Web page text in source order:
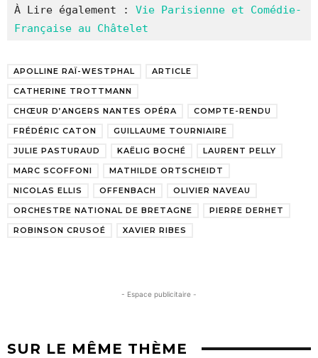
À Lire également : Vie Parisienne et Comédie-
Française au Châtelet
APOLLINE RAÏ-WESTPHAL
ARTICLE
CATHERINE TROTTMANN
CHŒUR D’ANGERS NANTES OPÉRA
COMPTE-RENDU
FRÉDÉRIC CATON
GUILLAUME TOURNIAIRE
JULIE PASTURAUD
KAËLIG BOCHÉ
LAURENT PELLY
MARC SCOFFONI
MATHILDE ORTSCHEIDT
NICOLAS ELLIS
OFFENBACH
OLIVIER NAVEAU
ORCHESTRE NATIONAL DE BRETAGNE
PIERRE DERHET
ROBINSON CRUSOÉ
XAVIER RIBES
- Espace publicitaire -
SUR LE MÊME THÈME